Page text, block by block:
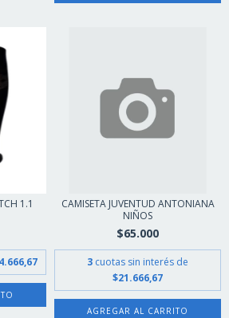
1.1
CAMISETA JUVENTUD ANTONIANA
NIÑOS
$65.000
3 cuotas sin interés de
$21.666,67
AGREGAR AL CARRITO